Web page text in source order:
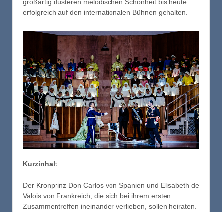
großartig düsteren melodischen Schönheit bis heute
erfolgreich auf den internationalen Bühnen gehalten.
Kurzinhalt
Der Kronprinz Don Carlos von Spanien und Elisabeth de
Valois von Frankreich, die sich bei ihrem ersten
Zusammentreffen ineinander verlieben, sollen heiraten.